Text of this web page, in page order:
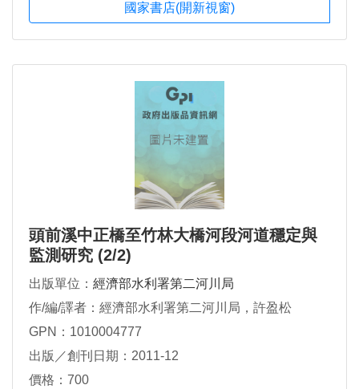
國家書店(開新視窗)
頭前溪中正橋至竹林大橋河段河道穩定與
監測研究 (2/2)
出版單位： 經濟部水利署第二河川局
作/編/譯者：經濟部水利署第二河川局，許盈松
GPN：1010004777
出版／創刊日期：2011-12
價格：700